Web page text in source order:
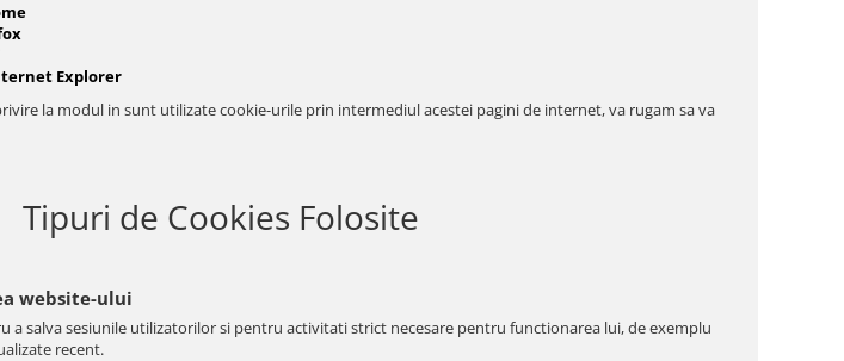
Explorer
la modul in sunt utilizate cookie-urile prin intermediul acestei pagini de internet, va rugam sa va
Tipuri de Cookies Folosite
website-ului
a salva sesiunile utilizatorilor si pentru activitati strict necesare pentru functionarea lui, de exemplu
recent.